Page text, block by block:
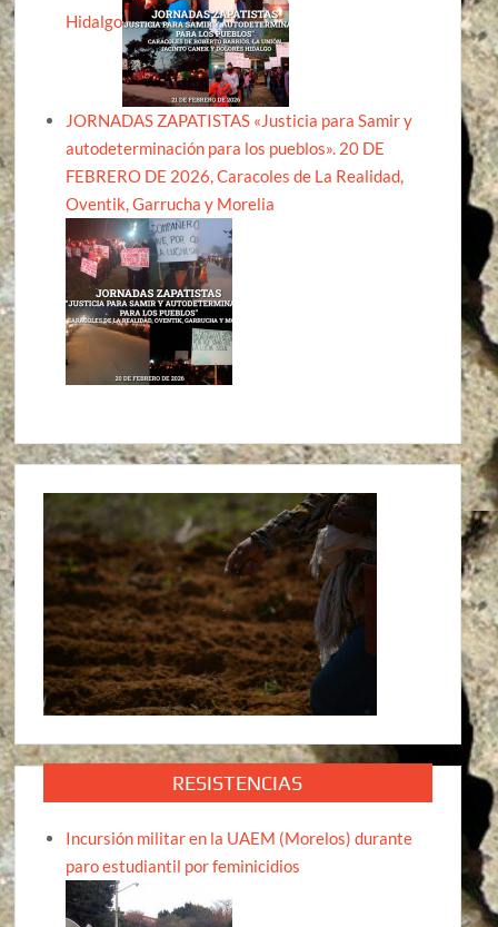
Hidalgo
JORNADAS ZAPATISTAS «Justicia para Samir y
autodeterminación para los pueblos». 20 DE
FEBRERO DE 2026, Caracoles de La Realidad,
Oventik, Garrucha y Morelia
RESISTENCIAS
Incursión militar en la UAEM (Morelos) durante
paro estudiantil por feminicidios